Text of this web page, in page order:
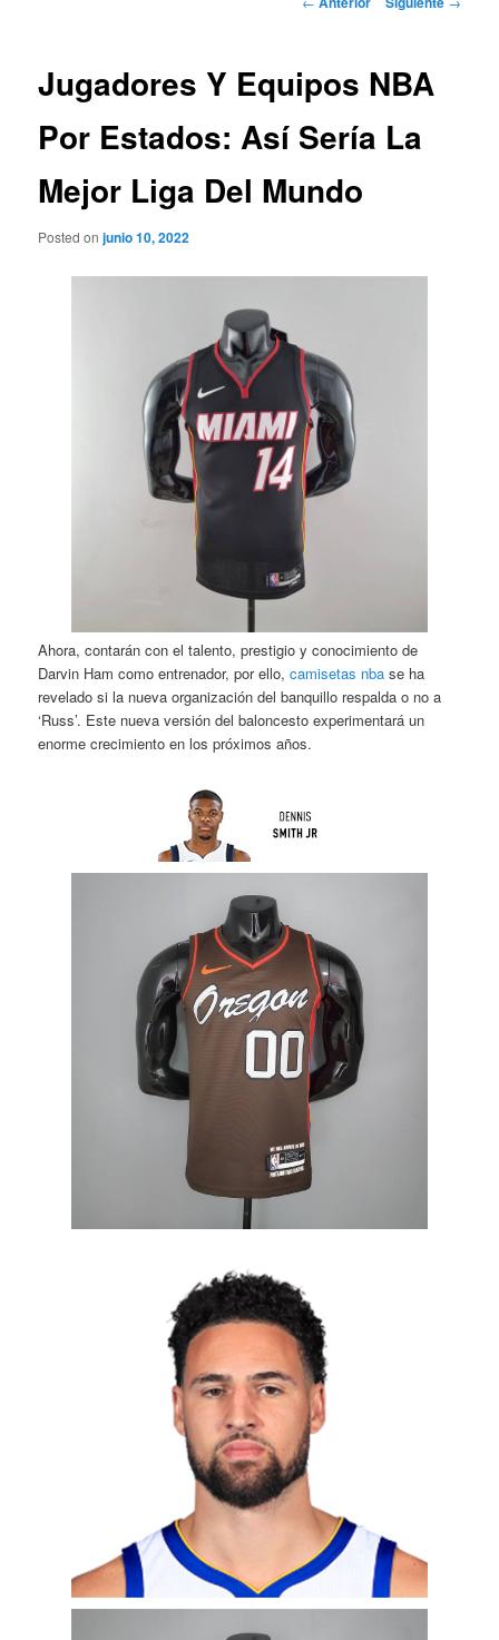
Jugadores Y Equipos NBA
Por Estados: Así Sería La
Mejor Liga Del Mundo
Posted onjunio 10, 2022
Ahora, contarán con el talento, prestigio y conocimiento de
Darvin Ham como entrenador, por ello,camisetas nba se ha
revelado si la nueva organización del banquillo respalda o no a
‘Russ’. Este nueva versión del baloncesto experimentará un
enorme crecimiento en los próximos años.